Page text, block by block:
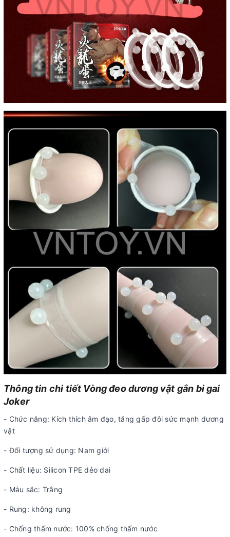
Thông tin chi tiết Vòng đeo dương vật gắn bi gai
Joker
- Chức năng: Kích thích âm đạo, tăng gấp đôi sức mạnh dương
vật
- Đối tượng sử dụng: Nam giới
- Chất liệu: Silicon TPE dẻo dai
- Màu sắc: Trắng
- Rung: không rung
- Chống thấm nước: 100% chống thấm nước